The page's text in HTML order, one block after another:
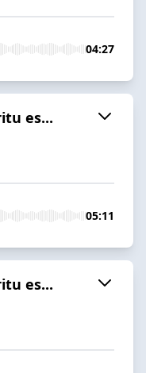
04:27
es...
05:11
es...